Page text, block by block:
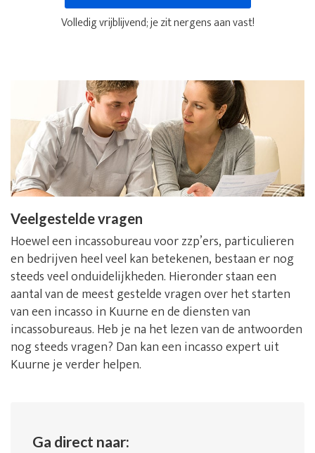
Volledig vrijblijvend; je zit nergens aan vast!
Veelgestelde vragen
Hoewel een incassobureau voor zzp’ers, particulieren
en bedrijven heel veel kan betekenen, bestaan er nog
steeds veel onduidelijkheden. Hieronder staan een
aantal van de meest gestelde vragen over het starten
van een incasso in Kuurne en de diensten van
incassobureaus. Heb je na het lezen van de antwoorden
nog steeds vragen? Dan kan een incasso expert uit
Kuurne je verder helpen.
Ga direct naar: